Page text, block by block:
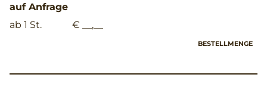
auf Anfrage
ab 1 St.
€ __,__
BESTELLMENGE